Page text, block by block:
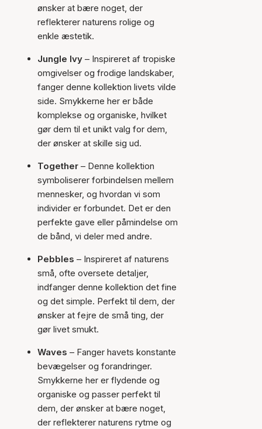
ønsker at bære noget, der
reflekterer naturens rolige og
enkle æstetik.
Jungle Ivy – Inspireret af tropiske
omgivelser og frodige landskaber,
fanger denne kollektion livets vilde
side. Smykkerne her er både
komplekse og organiske, hvilket
gør dem til et unikt valg for dem,
der ønsker at skille sig ud.
Together – Denne kollektion
symboliserer forbindelsen mellem
mennesker, og hvordan vi som
individer er forbundet. Det er den
perfekte gave eller påmindelse om
de bånd, vi deler med andre.
Pebbles – Inspireret af naturens
små, ofte oversete detaljer,
indfanger denne kollektion det fine
og det simple. Perfekt til dem, der
ønsker at fejre de små ting, der
gør livet smukt.
Waves – Fanger havets konstante
bevægelser og forandringer.
Smykkerne her er flydende og
organiske og passer perfekt til
dem, der ønsker at bære noget,
der reflekterer naturens rytme og